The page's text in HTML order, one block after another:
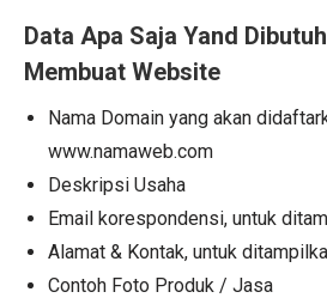
Data Apa Saja Yand
Membuat Website
Nama Domain yang akan
www.namaweb.com
Deskripsi Usaha
Email korespondensi, untuk
Alamat & Kontak, untuk
Contoh Foto Produk / Jasa